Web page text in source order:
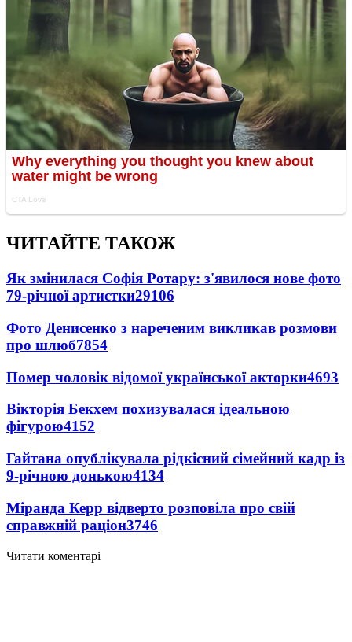
ЧИТАЙТЕ ТАКОЖ
Як змінилася Софія Ротару: з'явилося нове фото
79-річної артистки29106
Фото Денисенко з нареченим викликав розмови
про шлюб7854
Помер чоловік відомої української акторки4693
Вікторія Бекхем похизувалася ідеальною
фігурою4152
Гайтана опублікувала рідкісний сімейний кадр із
9-річною донькою4134
Міранда Керр відверто розповіла про свій
справжній раціон3746
Читати коментарі